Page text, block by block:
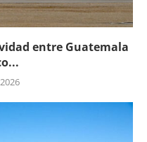
entre Guatemala